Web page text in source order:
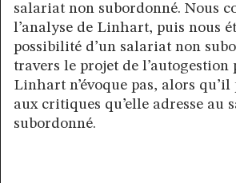
salariat non subordonné. Nous
l’analyse de Linhart, puis nous
possibilité d’un salariat non
travers le projet de l’autogestion
Linhart n’évoque pas, alors
aux critiques qu’elle adresse au
subordonné.